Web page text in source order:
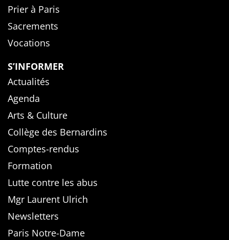
Prier à Paris
Sacrements
Vocations
S’INFORMER
Actualités
Agenda
Arts & Culture
Collège des Bernardins
Comptes-rendus
Formation
Lutte contre les abus
Mgr Laurent Ulrich
Newsletters
Paris Notre-Dame